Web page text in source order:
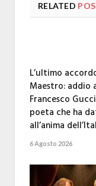
RELATED
L’ultimo
Maestro: addio
Francesco
poeta che ha
all’anima
6 Agosto 2026